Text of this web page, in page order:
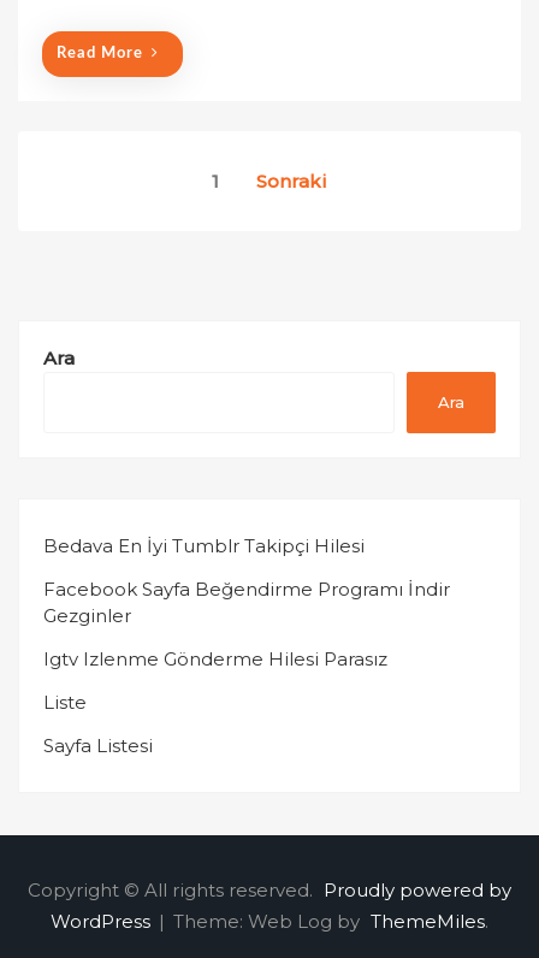
Read More
1 Sonraki
Ara
Ara
Bedava En İyi Tumblr Takipçi Hilesi
Facebook Sayfa Beğendirme Programı İndir
Gezginler
Igtv Izlenme Gönderme Hilesi Parasız
Liste
Sayfa Listesi
Copyright © All rights reserved. Proudly powered by
WordPress | Theme: Web Log by ThemeMiles.